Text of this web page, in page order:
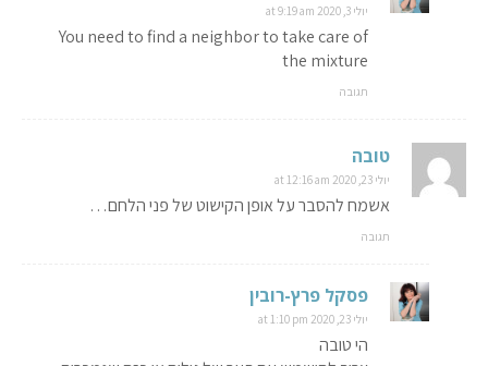
יולי 3, 2020 at 9:19 am
You need to find a neighbor to take care of
the mixture
תגובה
טובה
יולי 23, 2020 at 12:16 am
אשמח להסבר על אופן הקישוט של פני הלחם…
תגובה
פסקל פרץ-רובין
יולי 23, 2020 at 1:10 pm
הי טובה